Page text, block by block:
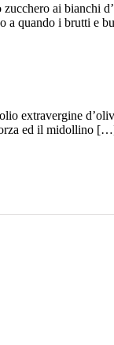
ai bianchi
a quando i brutti e
extravergine
ed il midollino